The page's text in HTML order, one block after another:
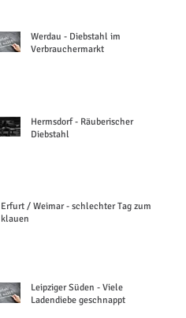
Werdau - Diebstahl im
Verbrauchermarkt
Hermsdorf - Räuberischer
Diebstahl
Erfurt / Weimar - schlechter Tag zum
klauen
Leipziger Süden - Viele
Ladendiebe geschnappt